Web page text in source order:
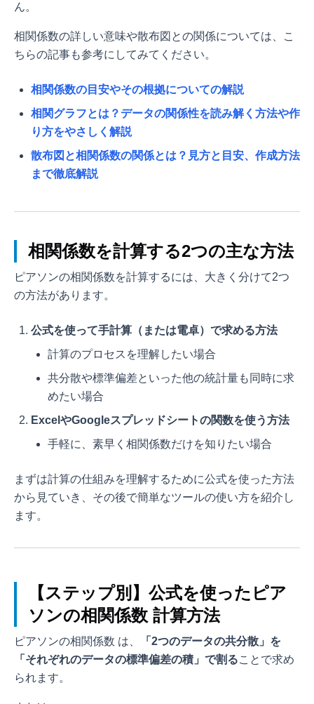
ん。
相関係数の詳しい意味や散布図との関係については、こ
ちらの記事も参考にしてみてください。
相関係数の目安やその根拠についての解説
相関グラフとは？データの関係性を読み解く方法や作
り方をやさしく解説
散布図と相関係数の関係とは？見方と目安、作成方法
まで徹底解説
相関係数を計算する2つの主な方法
ピアソンの相関係数を計算するには、大きく分けて2つ
の方法があります。
公式を使って手計算（または電卓）で求める方法
計算のプロセスを理解したい場合
共分散や標準偏差といった他の統計量も同時に求
めたい場合
ExcelやGoogleスプレッドシートの関数を使う方法
手軽に、素早く相関係数だけを知りたい場合
まずは計算の仕組みを理解するために公式を使った方法
から見ていき、その後で簡単なツールの使い方を紹介し
ます。
【ステップ別】公式を使ったピア
ソンの相関係数 計算方法
ピアソンの相関係数 は、
「2つのデータの共分散」を
「それぞれのデータの標準偏差の積」で割ることで求め
られます。